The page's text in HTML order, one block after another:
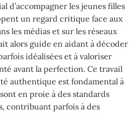
d’accompagner les jeunes filles
un regard critique face aux
les médias et sur les réseaux
alors guide en aidant à décoder
idéalisées et à valoriser
avant la perfection. Ce travail
authentique est fondamental à
en proie à des standards
contribuant parfois à des